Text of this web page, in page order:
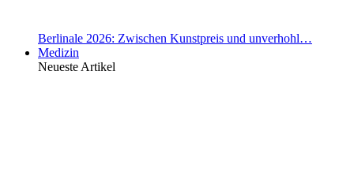
Berlinale 2026: Zwischen Kunstpreis und unverhohl…
Medizin
Neueste Artikel